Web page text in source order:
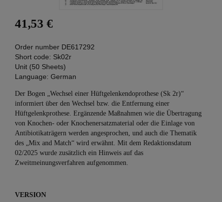
41,53 €
Order number DE617292
Short code: Sk02r
Unit (50 Sheets)
Language: German
Der Bogen „Wechsel einer Hüftgelenkendoprothese (Sk 2r)“
informiert über den Wechsel bzw. die Entfernung einer
Hüftgelenkprothese. Ergänzende Maßnahmen wie die Übertragung
von Knochen- oder Knochenersatzmaterial oder die Einlage von
Antibiotikaträgern werden angesprochen, und auch die Thematik
des „Mix and Match“ wird erwähnt. Mit dem Redaktionsdatum
02/2025 wurde zusätzlich ein Hinweis auf das
Zweitmeinungsverfahren aufgenommen.
VERSION